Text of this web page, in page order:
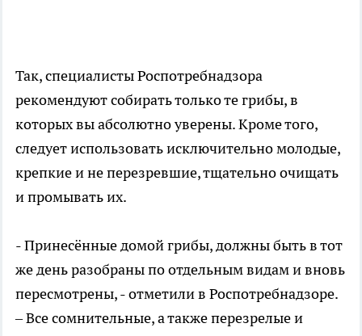
Так, специалисты Роспотребнадзора
рекомендуют собирать только те грибы, в
которых вы абсолютно уверены. Кроме того,
следует использовать исключительно молодые,
крепкие и не перезревшие, тщательно очищать
и промывать их.
- Принесённые домой грибы, должны быть в тот
же день разобраны по отдельным видам и вновь
пересмотрены, - отметили в Роспотребнадзоре.
– Все сомнительные, а также перезрелые и